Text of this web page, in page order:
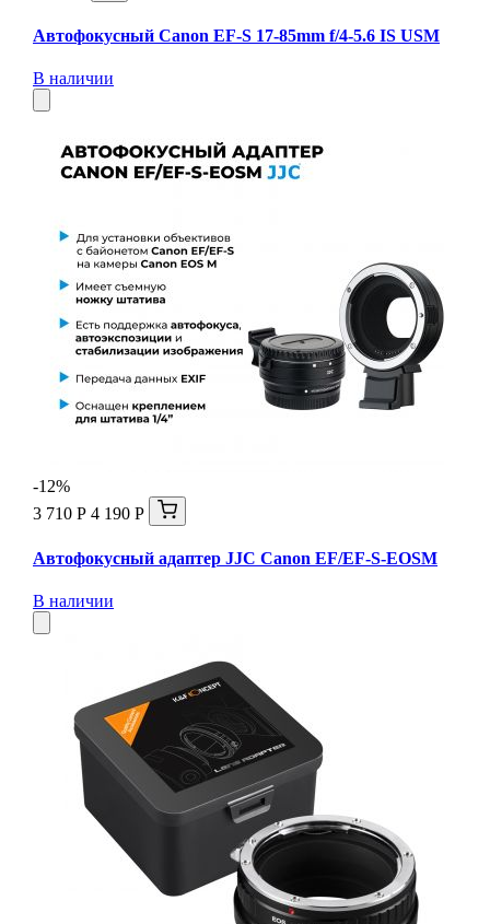
Автофокусный Canon EF-S 17-85mm f/4-5.6 IS USM
В наличии
-12%
3 710 Р 4 190 Р
Автофокусный адаптер JJC Canon EF/EF-S-EOSM
В наличии